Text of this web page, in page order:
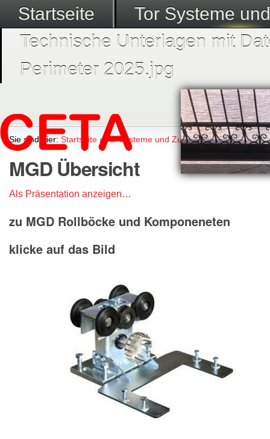
Startseite
Tor Systeme
Technische Unterlagen mit
Perimeter 2025.jpg
Sie sind hier: Startseite › Tor Systeme und Zubehör ›Megadoor
MGD Übersicht
Als Präsentation anzeigen…
zu MGD Rollböcke und Komponeneten
klicke auf das Bild